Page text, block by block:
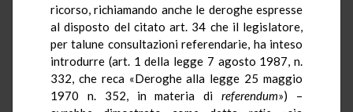
ricorso, richiamando anche le deroghe espresse
al disposto del citato art. 34 che il legislatore,
per talune consultazioni referendarie, ha inteso
introdurre (art. 1 della legge 7 agosto 1987, n.
332, che reca «Deroghe alla legge 25 maggio
1970 n. 352, in materia direferendum») –